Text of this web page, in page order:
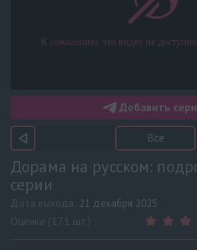
Добавить
Все
Дорама на русском:
серии
Дата выхода: 21 декабря 2025
Оценка (171 шт.) :